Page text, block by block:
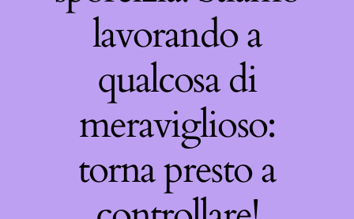
lavorando a
qualcosa di
meraviglioso:
torna presto a